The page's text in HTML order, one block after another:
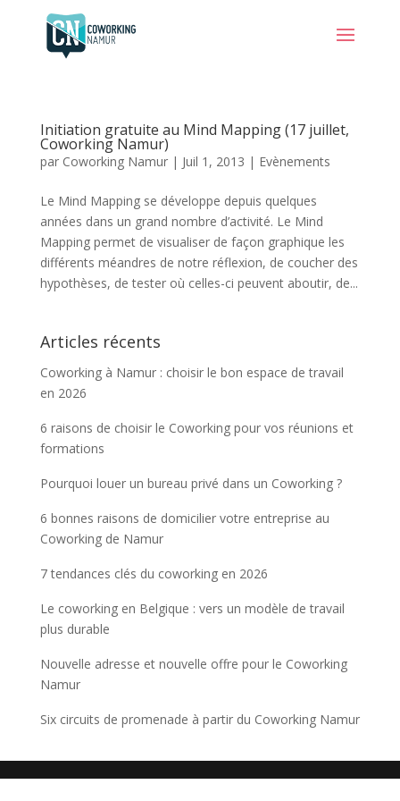
Initiation gratuite au Mind Mapping (17 juillet,
Coworking Namur)
par Coworking Namur| Juil 1, 2013 | Evènements
Le Mind Mapping se développe depuis quelques
années dans un grand nombre d’activité. Le Mind
Mapping permet de visualiser de façon graphique les
différents méandres de notre réflexion, de coucher des
hypothèses, de tester où celles-ci peuvent aboutir, de...
Articles récents
Coworking à Namur : choisir le bon espace de travail
en 2026
6 raisons de choisir le Coworking pour vos réunions et
formations
Pourquoi louer un bureau privé dans un Coworking ?
6 bonnes raisons de domicilier votre entreprise au
Coworking de Namur
7 tendances clés du coworking en 2026
Le coworking en Belgique : vers un modèle de travail
plus durable
Nouvelle adresse et nouvelle offre pour le Coworking
Namur
Six circuits de promenade à partir du Coworking Namur